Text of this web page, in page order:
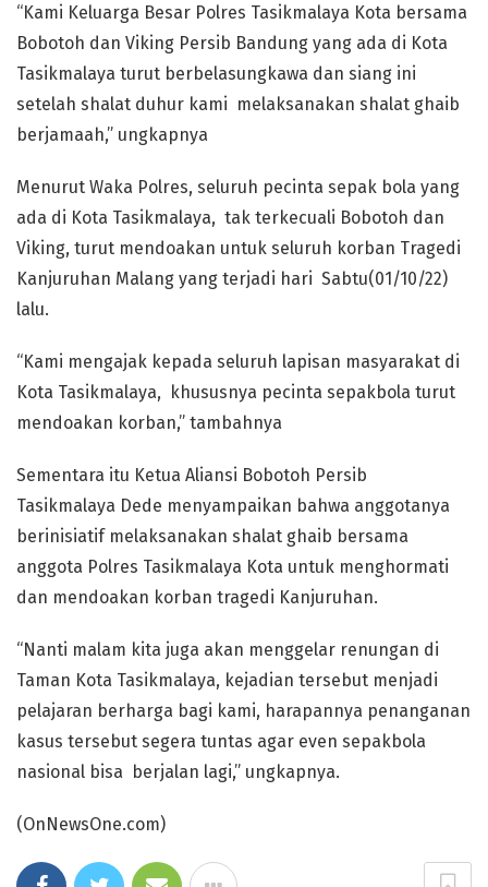
“Kami Keluarga Besar Polres Tasikmalaya Kota bersama
Bobotoh dan Viking Persib Bandung yang ada di Kota
Tasikmalaya turut berbelasungkawa dan siang ini
setelah shalat duhur kami melaksanakan shalat ghaib
berjamaah,” ungkapnya
Menurut Waka Polres, seluruh pecinta sepak bola yang
ada di Kota Tasikmalaya, tak terkecuali Bobotoh dan
Viking, turut mendoakan untuk seluruh korban Tragedi
Kanjuruhan Malang yang terjadi hari Sabtu(01/10/22)
lalu.
“Kami mengajak kepada seluruh lapisan masyarakat di
Kota Tasikmalaya, khususnya pecinta sepakbola turut
mendoakan korban,” tambahnya
Sementara itu Ketua Aliansi Bobotoh Persib
Tasikmalaya Dede menyampaikan bahwa anggotanya
berinisiatif melaksanakan shalat ghaib bersama
anggota Polres Tasikmalaya Kota untuk menghormati
dan mendoakan korban tragedi Kanjuruhan.
“Nanti malam kita juga akan menggelar renungan di
Taman Kota Tasikmalaya, kejadian tersebut menjadi
pelajaran berharga bagi kami, harapannya penanganan
kasus tersebut segera tuntas agar even sepakbola
nasional bisa berjalan lagi,” ungkapnya.
(OnNewsOne.com)